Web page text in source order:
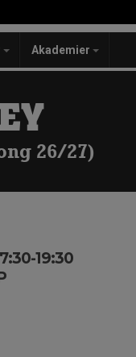
Akademier
26/27)
19:30